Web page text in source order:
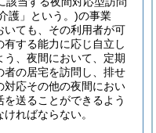
護」という。)の事業
いても、その利用者が可
する能力に応じ自立し
、夜間において、定期
者の居宅を訪問し、排せ
応その他の夜間におい
送ることができるよう
ればならない。